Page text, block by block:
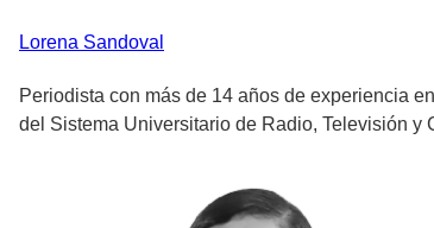
Lorena Sandoval
Periodista con más de 14 años de experiencia
del Sistema Universitario de Radio, Televisión y